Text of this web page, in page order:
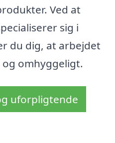
Ved at
sig i
du dig, at arbejdet
omhyggeligt.
uforpligtende